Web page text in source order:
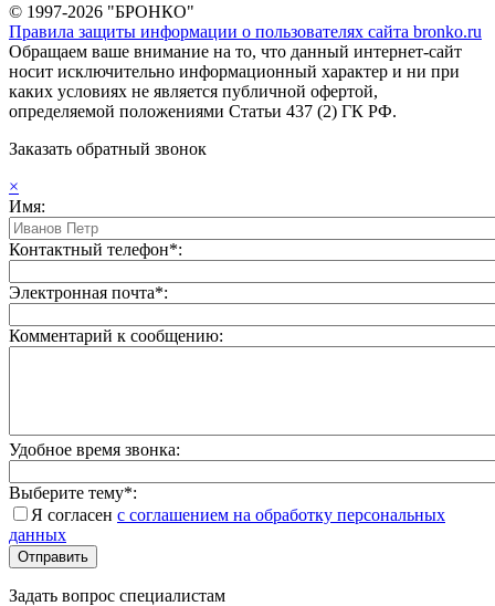
© 1997-2026 "БРОНКО"
Правила защиты информации о пользователях сайта bronko.ru
Обращаем ваше внимание на то, что данный интернет-сайт
носит исключительно информационный характер и ни при
каких условиях не является публичной офертой,
определяемой положениями Статьи 437 (2) ГК РФ.
Заказать обратный звонок
×
Имя:
Контактный телефон*:
Электронная почта*:
Комментарий к сообщению:
Удобное время звонка:
Выберите тему*:
Я согласен с соглашением на обработку персональных
данных
Задать вопрос специалистам